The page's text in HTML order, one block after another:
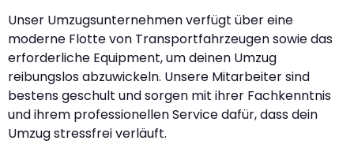
Unser Umzugsunternehmen verfügt über eine
moderne Flotte von Transportfahrzeugen sowie das
erforderliche Equipment, um deinen Umzug
reibungslos abzuwickeln. Unsere Mitarbeiter sind
bestens geschult und sorgen mit ihrer Fachkenntnis
und ihrem professionellen Service dafür, dass dein
Umzug stressfrei verläuft.